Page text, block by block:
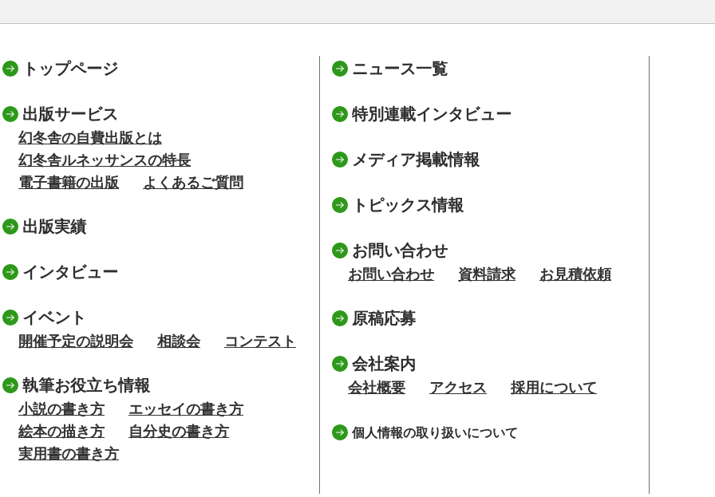
トップページ
出版サービス
幻冬舎の自費出版とは
幻冬舎ルネッサンスの特長
電子書籍の出版
よくあるご質問
出版実績
インタビュー
イベント
開催予定の説明会 相談会 コンテスト
執筆お役立ち情報
小説の書き方
エッセイの書き方
絵本の描き方
自分史の書き方
実用書の書き方
ニュース一覧
特別連載インタビュー
メディア掲載情報
トピックス情報
お問い合わせ
お問い合わせ 資料請求 お見積依頼
原稿応募
会社案内
会社概要 アクセス 採用について
個人情報の取り扱いについて